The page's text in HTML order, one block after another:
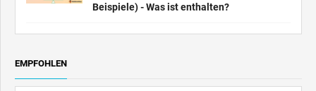
Beispiele) - Was ist enthalten?
EMPFOHLEN